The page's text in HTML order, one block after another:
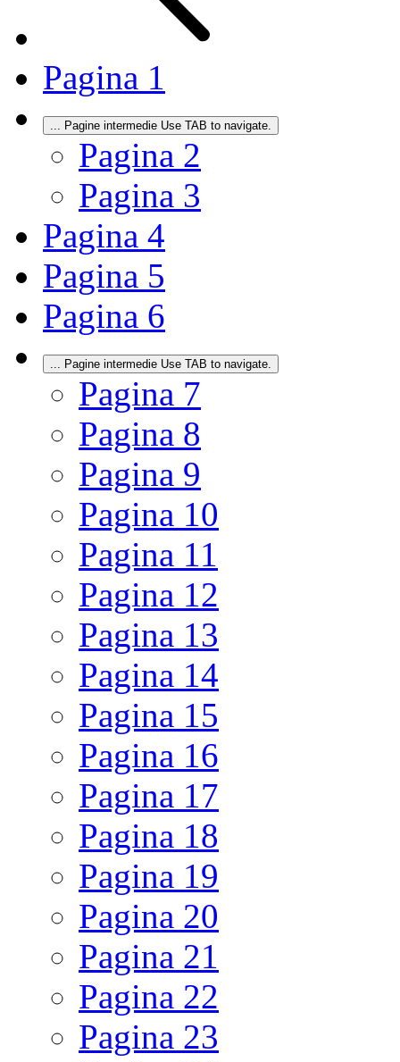
Pagina 1
Pagine intermedie Use TAB to navigate.
Pagina 2
Pagina 3
Pagina 4
Pagina 5
Pagina 6
Pagine intermedie Use TAB to navigate.
Pagina 7
Pagina 8
Pagina 9
Pagina 10
Pagina 11
Pagina 12
Pagina 13
Pagina 14
Pagina 15
Pagina 16
Pagina 17
Pagina 18
Pagina 19
Pagina 20
Pagina 21
Pagina 22
Pagina 23